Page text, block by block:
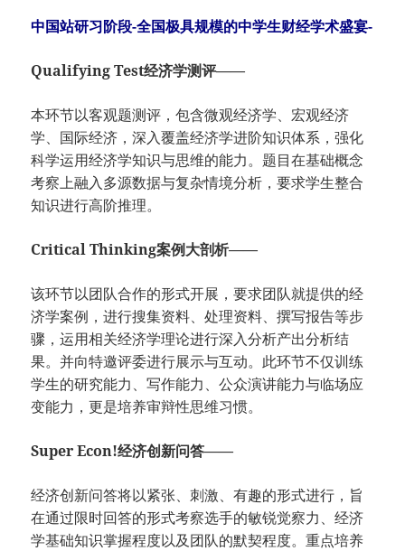
中国站研习阶段-全国极具规模的中学生财经学术盛宴-
Qualifying Test经济学测评——
本环节以客观题测评，包含微观经济学、宏观经济
学、国际经济，深入覆盖经济学进阶知识体系，强化
科学运用经济学知识与思维的能力。题目在基础概念
考察上融入多源数据与复杂情境分析，要求学生整合
知识进行高阶推理。
Critical Thinking案例大剖析——
该环节以团队合作的形式开展，要求团队就提供的经
济学案例，进行搜集资料、处理资料、撰写报告等步
骤，运用相关经济学理论进行深入分析产出分析结
果。并向特邀评委进行展示与互动。此环节不仅训练
学生的研究能力、写作能力、公众演讲能力与临场应
变能力，更是培养审辩性思维习惯。
Super Econ!经济创新问答——
经济创新问答将以紧张、刺激、有趣的形式进行，旨
在通过限时回答的形式考察选手的敏锐觉察力、经济
学基础知识掌握程度以及团队的默契程度。重点培养